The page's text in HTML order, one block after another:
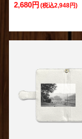
2,680円 (税込2,948円)